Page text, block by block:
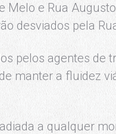
Melo e Rua
desviados pela
pelos agentes de
manter a fluidez
a qualquer